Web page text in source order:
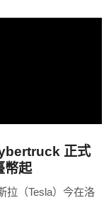
正式
幣起
拉（Tesla）今在洛